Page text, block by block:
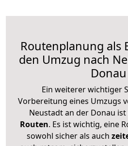
Routenplanung als
den Umzug nach
Donau
Ein weiterer wichtiger
Vorbereitung eines Umzugs
Neustadt an der Donau ist
Routen. Es ist wichtig, eine
sowohl sicher als auch